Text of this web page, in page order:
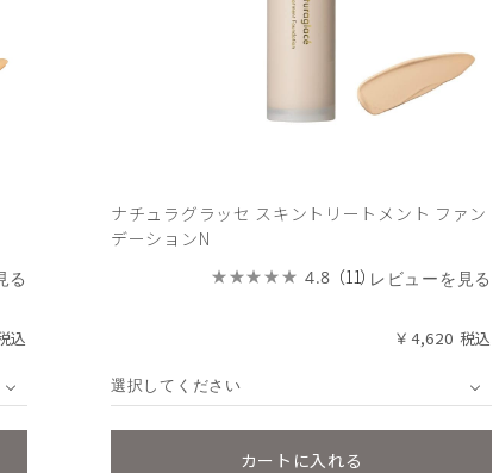
る
ナチュラグラッセ スキントリートメント ファン
デーションN
4.8 （11） レビューを見る
￥4,620
選択してください
カートに入れる